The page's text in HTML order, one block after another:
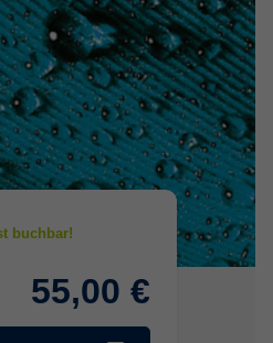
55,00 €